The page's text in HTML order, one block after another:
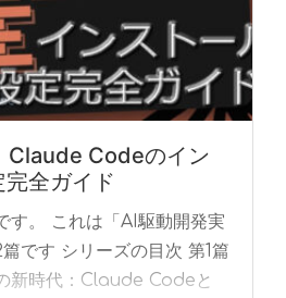
Claude Codeのイン
全ガイド
す。 これは「AI駆動開発実
です シリーズの目次 第1篇
新時代：Claude Codeと